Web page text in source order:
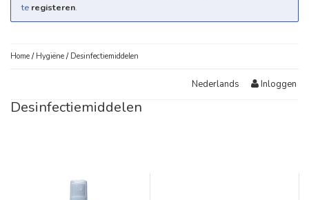
te registeren.
Home / Hygiëne / Desinfectiemiddelen
Nederlands Inloggen
Desinfectiemiddelen